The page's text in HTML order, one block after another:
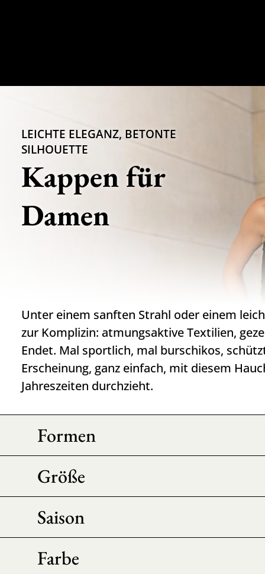
LEICHTE ELEGANZ, BETONTE
SILHOUETTE
Kappen für
Damen
Unter einem sanften Strahl oder einem
zur Komplizin: atmungsaktive Textilien,
Endet. Mal sportlich, mal burschikos,
Erscheinung, ganz einfach, mit diesem
Jahreszeiten durchzieht.
Formen
Größe
Saison
Farbe